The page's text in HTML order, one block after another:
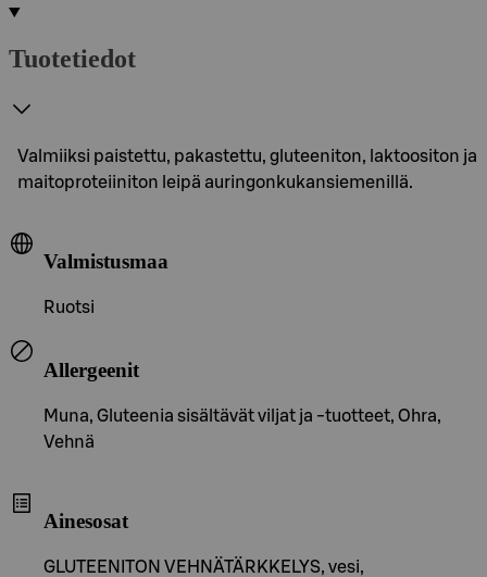
Tuotetiedot
Valmiiksi paistettu, pakastettu, gluteeniton, laktoositon ja
maitoproteiiniton leipä auringonkukansiemenillä.
Valmistusmaa
Ruotsi
Allergeenit
Muna, Gluteenia sisältävät viljat ja -tuotteet, Ohra,
Vehnä
Ainesosat
GLUTEENITON VEHNÄTÄRKKELYS, vesi,